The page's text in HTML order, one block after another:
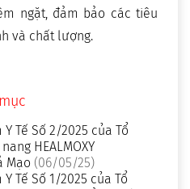
ngặt, đảm bảo các tiêu
và chất lượng.
Tế Số 2/2025 của Tổ
HEALMOXY
Mạo (06/05/25)
Tế Số 1/2025 của Tổ